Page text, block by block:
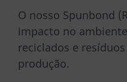
O nosso Spunbond
impacto no
reciclados e
produção.